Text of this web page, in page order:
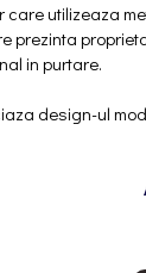
utilizeaza
in purtare.
design-ul